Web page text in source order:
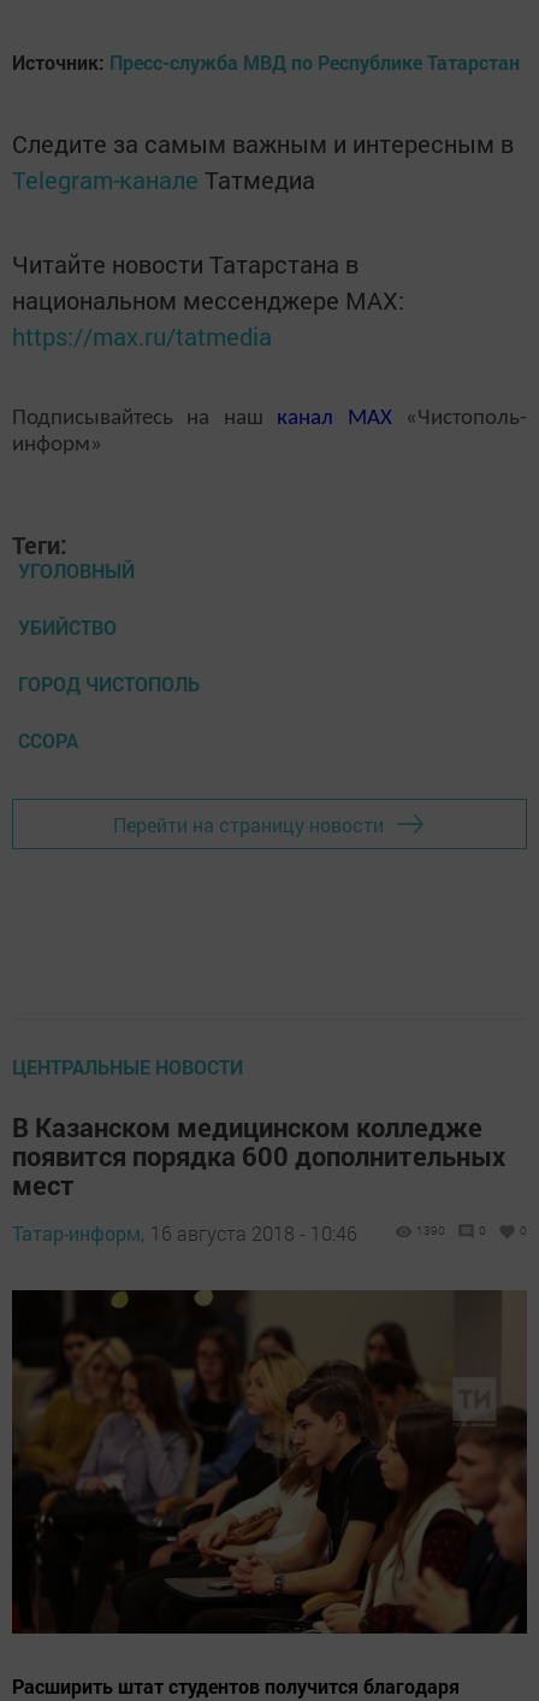
Источник: Пресс-служба МВД по Республике Татарстан
Следите за самым важным и интересным в
Telegram-канале Татмедиа
Читайте новости Татарстана в
национальном мессенджере MАХ:
https://max.ru/tatmedia
Подписывайтесь на наш канал MAX«Чистополь-
информ»
Теги:
УГОЛОВНЫЙ
УБИЙСТВО
ГОРОД ЧИСТОПОЛЬ
ССОРА
Перейти на страницу новости
ЦЕНТРАЛЬНЫЕ НОВОСТИ
В Казанском медицинском колледже
появится порядка 600 дополнительных
мест
Татар-информ, 16 августа 2018 - 10:46 1390 0 0
Расширить штат студентов получится благодаря